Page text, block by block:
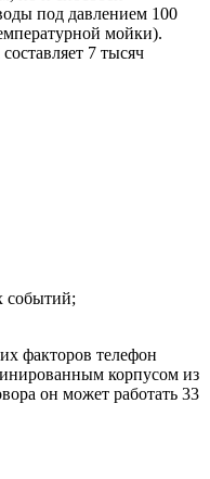
под давлением 100
мойки).
7 тысяч
событий;
факторов телефон
корпусом из
он может работать 33